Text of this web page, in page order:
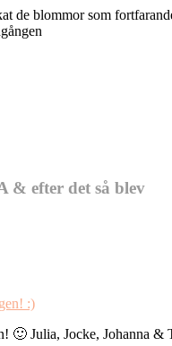
de blommor som
& efter det så blev
🙂 Julia, Jocke, Johanna &